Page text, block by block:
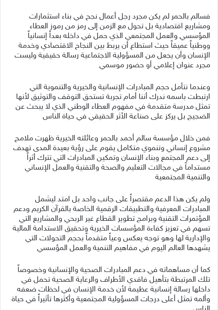
فسالم بالحمر لم يكن مجرد رجل أعمال نجح في بناء استثمارات
ومشاريع اقتصادية بل تحول مع الزمن إلى رمز من رموز العطاء
المؤسسي والعمل المجتمعي الذي حمل في داخله بعداً إنسانياً
ووطنياً عميقاً حيث استطاع أن يربط بين النجاح الاقتصادي وخدمة
الإنسان وأن يجعل من المسؤولية الاجتماعية رسالة حقيقية وليست
مجرد عنوان إعلامي أو حضور موسمي
وعندما نتأمل حجم المبادرات الإنسانية والخيرية والتنموية التي
ارتبطت باسمه ندرك أننا أمام تجربة تستحق التوقف والتوثيق لأنها
تمثل مدرسة متقدمة في مفهوم العطاء الوطني الذي لا يبحث عن
الضجيج بل يركز على صناعة الأثر الحقيقي في حياة الناس
فمن خلال مؤسسة سالم أحمد بالحمر وعائلته الخيرية ظهرت ملامح
مشروع إنساني وتنموي متكامل يقوم على رؤية بعيدة المدى تهدف
إلى دعم المجتمع وبناء الإنسان وتمكين المبادرات التي تترك أثراً
مستداماً في مجالات التعليم والصحة والتقنية والعمل الإنساني
والتنمية المجتمعية
ولم يكن هذا الدعم مقتصراً على جانب واحد بل امتد ليشمل
المبادرات المعرفية والتطبيقات الرقمية الخاصة بالقرآن الكريم ودعم
المؤتمرات التقنية وبرامج تطوير القطاع غير الربحي والمشاريع التي
تسهم في تعزيز كفاءة المؤسسات الخيرية وتحقيق الاستدامة المالية
والإدارية لها وهو توجه يعكس وعياً متقدماً بحجم التحولات التي
يشهدها العالم اليوم في مفاهيم التنمية والعمل المؤسسي
كما أن مساهماته في دعم المبادرات الصحية والإنسانية وخصوصاً
تلك المرتبطة بتأهيل فاقدي الأطراف والرعاية الصحية تحمل في
داخلها رسالة إنسانية عظيمة لأن خدمة الإنسان في لحظات ضعفه
وألمه تمثل أعلى درجات المسؤولية المجتمعية وأكثرها تأثيراً في حياة